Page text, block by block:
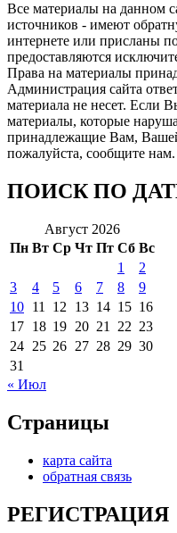
Все материалы на данном
источников - имеют
интернете или присланы
предоставляются
Права на материалы
Администрация сайта
материала не несет. Если
материалы, которые
принадлежащие Вам,
пожалуйста, сообщите нам.
ПОИСК ПО
Август 2026
Пн Вт Ср Чт Пт Сб Вс
1
2
3
4 5 6 7 8
9
10 11 12 13 14 15 16
17 18 19 20 21 22 23
24 25 26 27 28 29 30
31
« Июл
Страницы
карта сайта
обратная связь
РЕГИСТРАЦИЯ